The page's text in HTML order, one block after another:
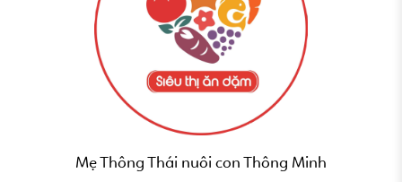
Mẹ Thông Thái nuôi con Thông Minh